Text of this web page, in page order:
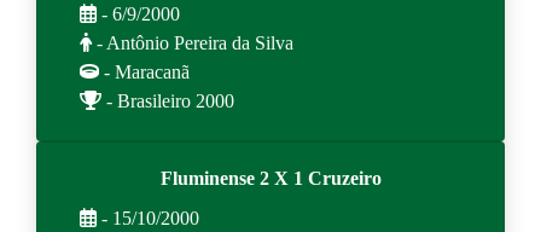
- 6/9/2000
- Antônio Pereira da Silva
- Maracanã
- Brasileiro 2000
Fluminense 2 X 1 Cruzeiro
- 15/10/2000